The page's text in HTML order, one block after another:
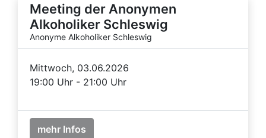
Meeting der Anonymen
Alkoholiker Schleswig
Anonyme Alkoholiker Schleswig
Mittwoch, 03.06.2026
19:00 Uhr - 21:00 Uhr
mehr Infos